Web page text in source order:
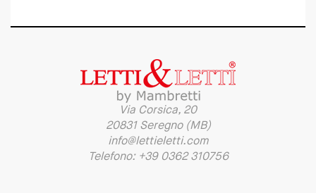
Via Corsica, 20
20831 Seregno (MB)
info@lettieletti.com
Telefono: +39 0362 310756